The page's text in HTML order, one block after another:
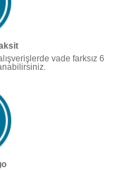
vade farksız 6